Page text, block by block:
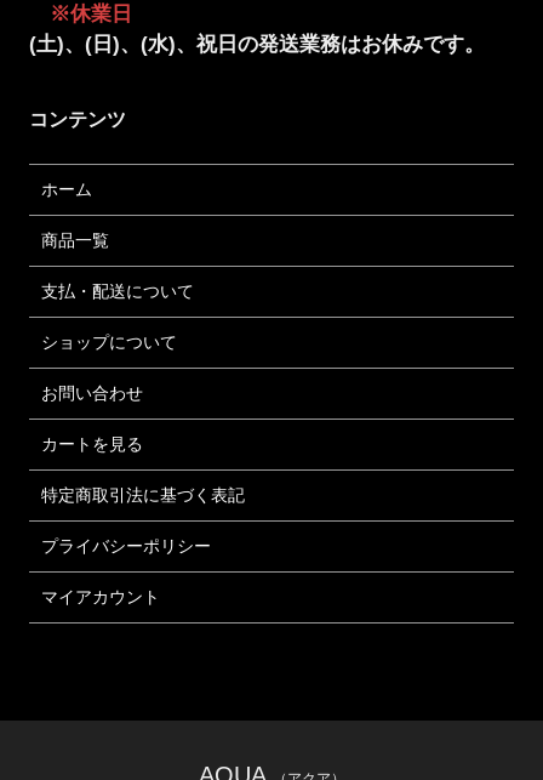
※休業日
(土)、(日)、(水)、祝日の発送業務はお休みです。
コンテンツ
ホーム
商品一覧
支払・配送について
ショップについて
お問い合わせ
カートを見る
特定商取引法に基づく表記
プライバシーポリシー
マイアカウント
AQUA